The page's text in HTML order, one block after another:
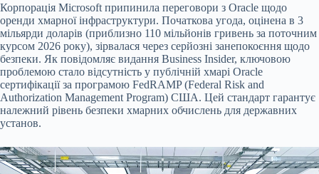
Корпорація Microsoft припинила переговори з Oracle щодо
оренди хмарної інфраструктури. Початкова угода, оцінена в 3
мільярди доларів (приблизно 110 мільйонів гривень за поточним
курсом 2026 року), зірвалася через серйозні занепокоєння щодо
безпеки. Як повідомляє видання Business Insider, ключовою
проблемою стало відсутність у публічній хмарі Oracle
сертифікації за програмою FedRAMP (Federal Risk and
Authorization Management Program) США. Цей стандарт гарантує
належний рівень безпеки хмарних обчислень для державних
установ.